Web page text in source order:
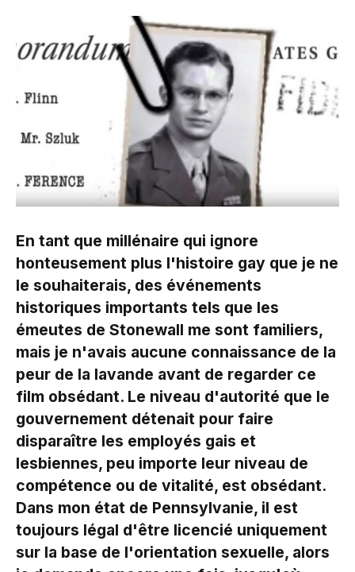
En tant que millénaire qui ignore
honteusement plus l'histoire gay que je ne
le souhaiterais, des événements
historiques importants tels que les
émeutes de Stonewall me sont familiers,
mais je n'avais aucune connaissance de la
peur de la lavande avant de regarder ce
film obsédant. Le niveau d'autorité que le
gouvernement détenait pour faire
disparaître les employés gais et
lesbiennes, peu importe leur niveau de
compétence ou de vitalité, est obsédant.
Dans mon état de Pennsylvanie, il est
toujours légal d'être licencié uniquement
sur la base de l'orientation sexuelle, alors